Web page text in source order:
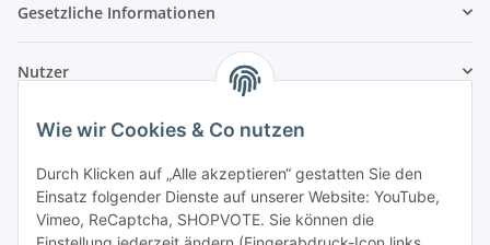
Wie wir Cookies & Co nutzen
Durch Klicken auf „Alle akzeptieren“ gestatten Sie den
Einsatz folgender Dienste auf unserer Website: YouTube,
Vimeo, ReCaptcha, SHOPVOTE. Sie können die
Gesetzliche Informationen
Nutzer